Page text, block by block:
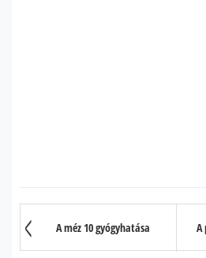
A méz 10 gyógyhatása A